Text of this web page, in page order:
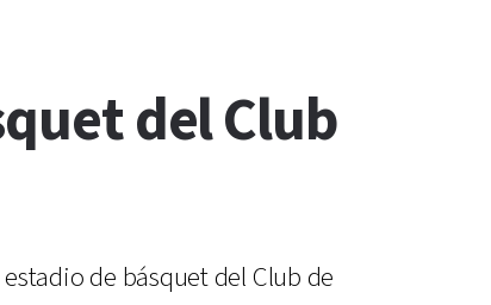
del Club
de básquet del Club de